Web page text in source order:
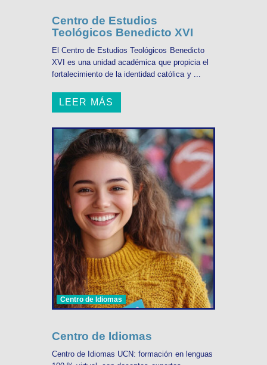
Centro de Estudios
Teológicos Benedicto XVI
El Centro de Estudios Teológicos Benedicto
XVI es una unidad académica que propicia el
fortalecimiento de la identidad católica y ...
LEER MÁS
Centro de Idiomas
Centro de Idiomas
Centro de Idiomas UCN: formación en lenguas